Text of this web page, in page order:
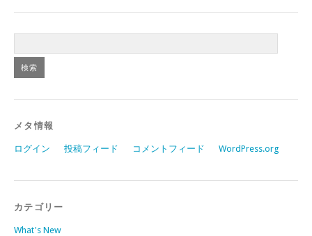
メタ情報
ログイン 投稿フィード コメントフィード WordPress.org
カテゴリー
What's New